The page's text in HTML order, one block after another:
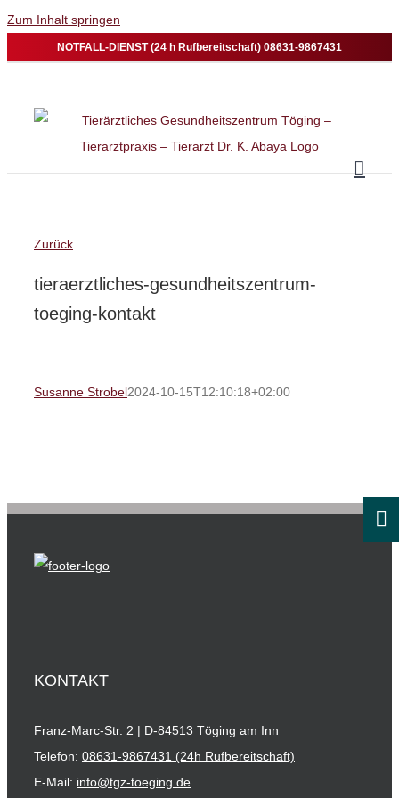
Zum Inhalt springen
NOTFALL-DIENST (24 h Rufbereitschaft) 08631-9867431
Zurück
tieraerztliches-gesundheitszentrum-
toeging-kontakt
Susanne Strobel2024-10-15T12:10:18+02:00
KONTAKT
Franz-Marc-Str. 2 | D-84513 Töging am Inn
Telefon: 08631-9867431 (24h Rufbereitschaft)
E-Mail: info@tgz-toeging.de